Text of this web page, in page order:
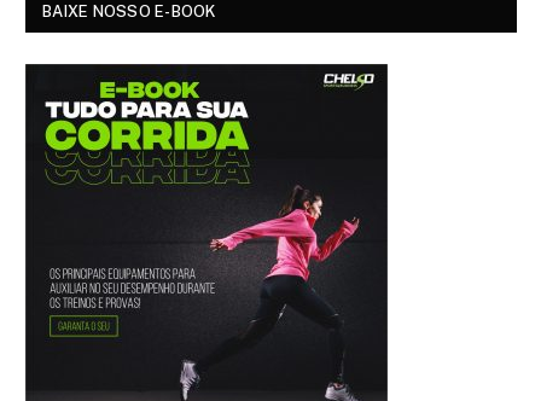
BAIXE NOSSO E-BOOK